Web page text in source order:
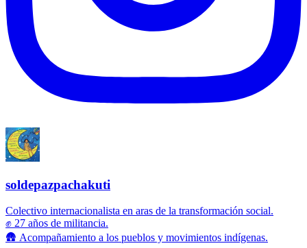
soldepazpachakuti
Colectivo internacionalista en aras de la transformación social.
✊ 27 años de militancia.
🛖 Acompañamiento a los pueblos y movimientos indígenas.